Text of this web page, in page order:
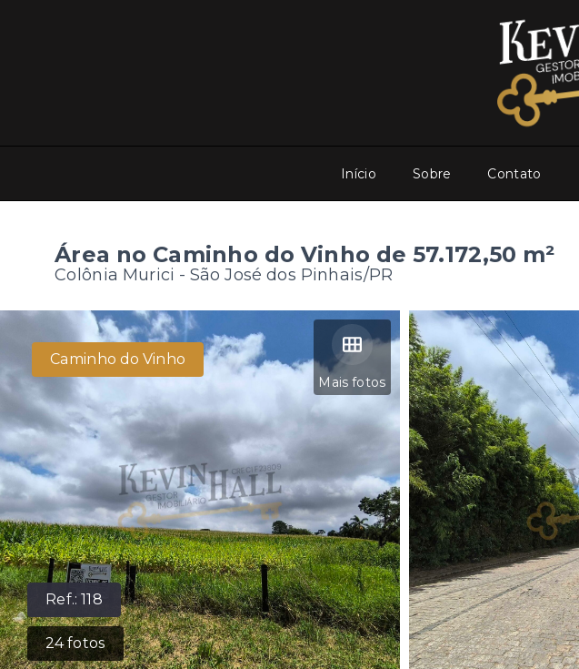
Início Sobre Contato
Área no Caminho do Vinho de 57.172,50 m²
Colônia Murici - São José dos Pinhais/PR
Ref.:118
24fotos
Mais fotos
Caminho do Vinho